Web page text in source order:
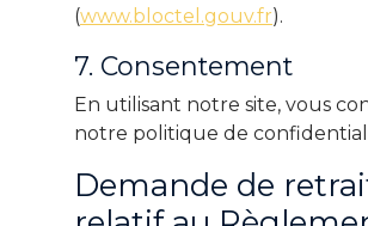
(www.bloctel.gouv.fr).
7. Consentement
En utilisant notre site, vous
notre politique de
Demande de